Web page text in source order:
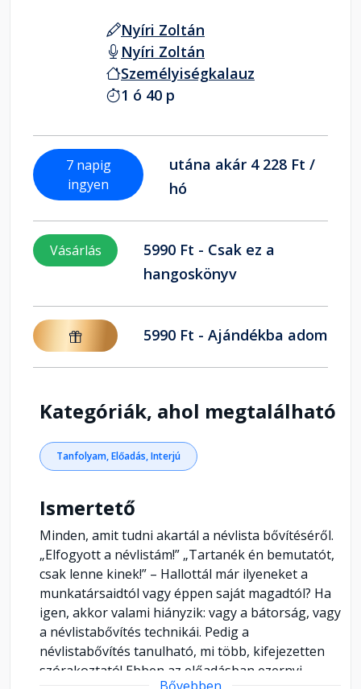
Nyíri Zoltán
Nyíri Zoltán
Személyiségkalauz
1 ó 40 p
7 napig
ingyen
utána akár 4 228 Ft /
hó
Vásárlás
5990 Ft - Csak ez a
hangoskönyv
5990 Ft - Ajándékba adom
Kategóriák, ahol megtalálható
Tanfolyam, Előadás, Interjú
Ismertető
Minden, amit tudni akartál a névlista bővítéséről.
„Elfogyott a névlistám!” „Tartanék én bemutatót,
csak lenne kinek!” – Hallottál már ilyeneket a
munkatársaidtól vagy éppen saját magadtól? Ha
igen, akkor valami hiányzik: vagy a bátorság, vagy
a névlistabővítés technikái. Pedig a
névlistabővítés tanulható, mi több, kifejezetten
szórakoztató! Ebben az előadásban ezernyi
Bővebben